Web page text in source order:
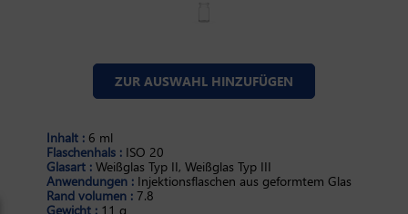
ZUR AUSWAHL HINZUFÜGEN
Inhalt : 6 ml
Flaschenhals : ISO 20
Glasart : Weißglas Typ II, Weißglas Typ III
Anwendungen : Injektionsflaschen aus geformtem Glas
Rand volumen : 7.8
Gewicht : 11 g